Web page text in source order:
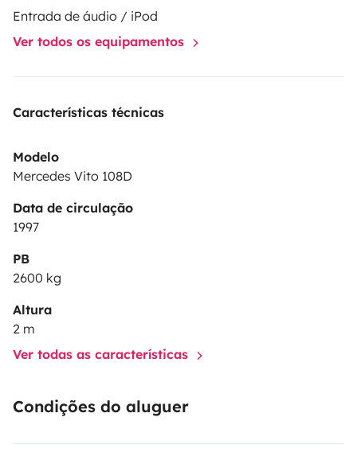
Entrada de áudio / iPod
Ver todos os equipamentos
Características técnicas
Modelo
Mercedes Vito 108D
Data de circulação
1997
PB
2600 kg
Altura
2 m
Ver todas as características
Condições do aluguer